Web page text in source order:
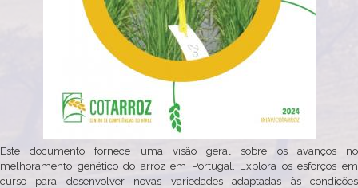
Este documento fornece uma visão geral sobre os avanços no
melhoramento genético do arroz em Portugal. Explora os esforços em
curso para desenvolver novas variedades adaptadas às condições